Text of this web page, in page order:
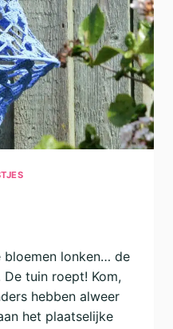
bloemen lonken… de
tuin roept! Kom,
hebben alweer
het plaatselijke